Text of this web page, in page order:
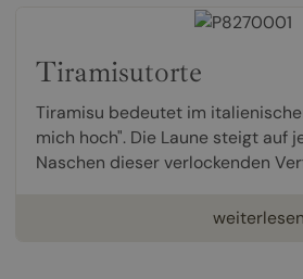
Tiramisutorte
Tiramisu bedeutet im
mich hoch". Die Laune steigt auf
Naschen dieser verlockenden
weiterlesen